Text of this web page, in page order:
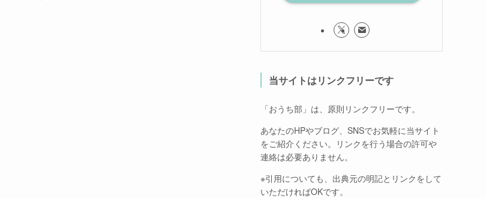
当サイトはリンクフリーです
「おうち部」は、原則リンクフリーです。
あなたのHPやブログ、SNSでお気軽に当サイト
をご紹介ください。リンクを行う場合の許可や
連絡は必要ありません。
※引用についても、出典元の明記とリンクをして
いただければOKです。